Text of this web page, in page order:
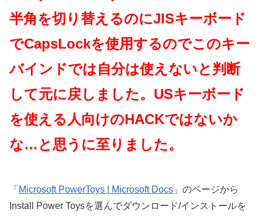
半角を切り替えるのにJISキーボード
でCapsLockを使用するのでこのキー
バインドでは自分は使えないと判断
して元に戻しました。USキーボード
を使える人向けのHACKではないか
な…と思うに至りました。
「 Microsoft PowerToys | Microsoft Docs 」のページから
Install Power Toysを選んでダウンロード/インストールを